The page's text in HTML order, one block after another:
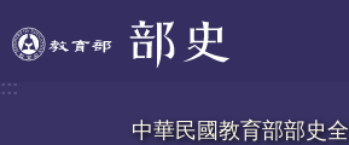
:::
中華民國教育部部史